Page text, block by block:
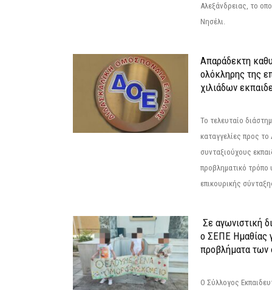
Αλεξάνδρειας, το
Νησέλι.
Απαράδεκτη
ολόκληρης της
χιλιάδων
Το τελευταίο
καταγγελίες προς
συνταξιούχους
προβληματικό τρόπο
επικουρικής
Σε αγωνιστική
ο ΣΕΠΕ Ημαθίας
προβλήματα των
Ο Σύλλογος